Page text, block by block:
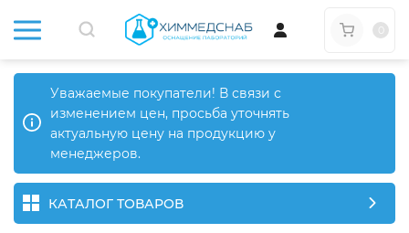
Уважаемые покупатели! В связи с
изменением цен, просьба уточнять
актуальную цену на продукцию у
менеджеров.
КАТАЛОГ ТОВАРОВ